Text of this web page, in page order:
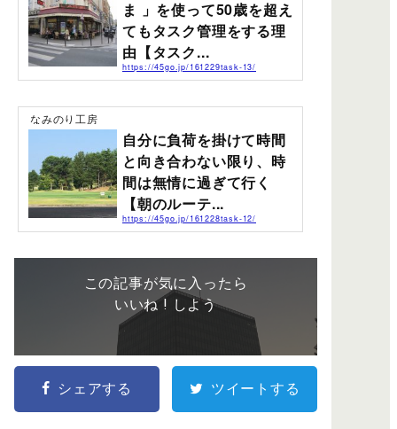
ョンが昼夜逆転してしまうこと、見積り時間に少しズレ
が生じてしまうこと。これらをこれから改善していきた
いと思うこと書いています。仕事の勤務時間の2面性を解
消したくてタスク管理を始めたワタシの仕事の勤務時間
は工事現場の仕事が始まると、夜間工事が発生します...
ま 」を使って50歳を超え
てもタスク管理をする理
由【タスク...
https://45go.jp/161229task-13/
なぜ自分はこの年齢になってタスク管理というものを知
のか？ふと客観的に自分は今なぜタスク管理にそんなに
夢中になっているのか。タスク管理をしてみようと思っ
た理由はなんだったのか？そんなことの振り返り書いて
います。 50歳を超えても今更タスク管理をする理由過去
の仕事だけに集中していた時間が流れ去ったことを後悔
したから。IT音痴を克服したい！と思いあれこれしてい
るうちにここへ辿り着いた。タスク管理というものに出
会うきっかけと仲間ができたこと。今...
なみのり工房
自分に負荷を掛けて時間
と向き合わない限り、時
間は無情に過ぎて行く
【朝のルーテ...
https://45go.jp/161228task-12/
時間がムダに流れないようにとタスクリストを作った
す。スムーズに1日のタスクの流れを掴むには、タスクを
小分けにしてひとつのタスクに掛かる時間を把握するこ
とで、日々のリピートタスクのルーティンを、あまり意
識せずに管理できるようになってきました。「たすく
ま」さんで日々こんなことを繰り返しやってきたワタシ
は、「たすくま」さんを使用して1つのタスクの正確な見
積り時間が、朝のルーティン時間のタスク管理が上手く
流れ、一日を気持ち良く過ごせることがわかってきたこ...
この記事が気に入ったら
いいね ! しよう
シェアする ツイートする